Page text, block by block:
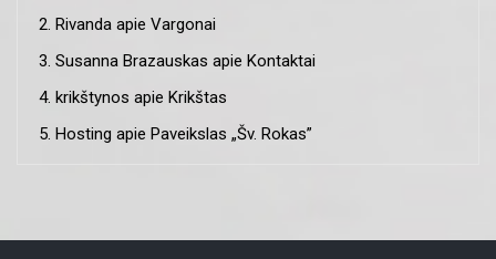
Rivanda apie Vargonai
Susanna Brazauskas apie Kontaktai
krikštynos apie Krikštas
Hosting apie Paveikslas „Šv. Rokas”